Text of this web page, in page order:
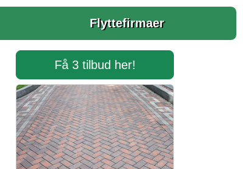
Flyttefirmaer
Få 3 tilbud her!